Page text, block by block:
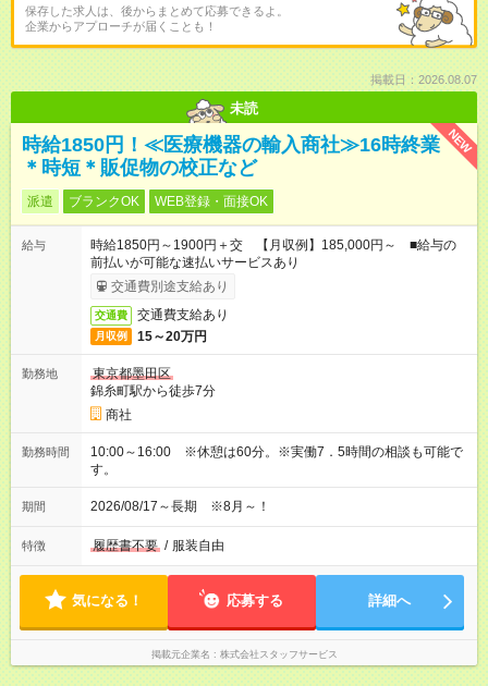
保存した求人は、後からまとめて応募できるよ。
企業からアプローチが届くことも！
掲載日：2026.08.07
未読
NEW
時給1850円！≪医療機器の輸入商社≫16時終業
＊時短＊販促物の校正など
派遣 ブランクOK WEB登録・面接OK
給与
時給1850円～1900円＋交 【月収例】185,000円～ ■給与の
前払いが可能な速払いサービスあり
交通費別途支給あり
交通費 交通費支給あり
月収例 15～20万円
勤務地
東京都墨田区
錦糸町駅から徒歩7分
商社
勤務時間
10:00～16:00 ※休憩は60分。※実働7．5時間の相談も可能で
す。
期間 2026/08/17～長期 ※8月～！
特徴 履歴書不要 / 服装自由
気になる！ 応募する 詳細へ
掲載元企業名 株式会社スタッフサービス